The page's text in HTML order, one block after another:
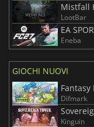
Mistfall
LootBar
EA
Eneba
GIOCHI NUOVI
Difmark
Kinguin